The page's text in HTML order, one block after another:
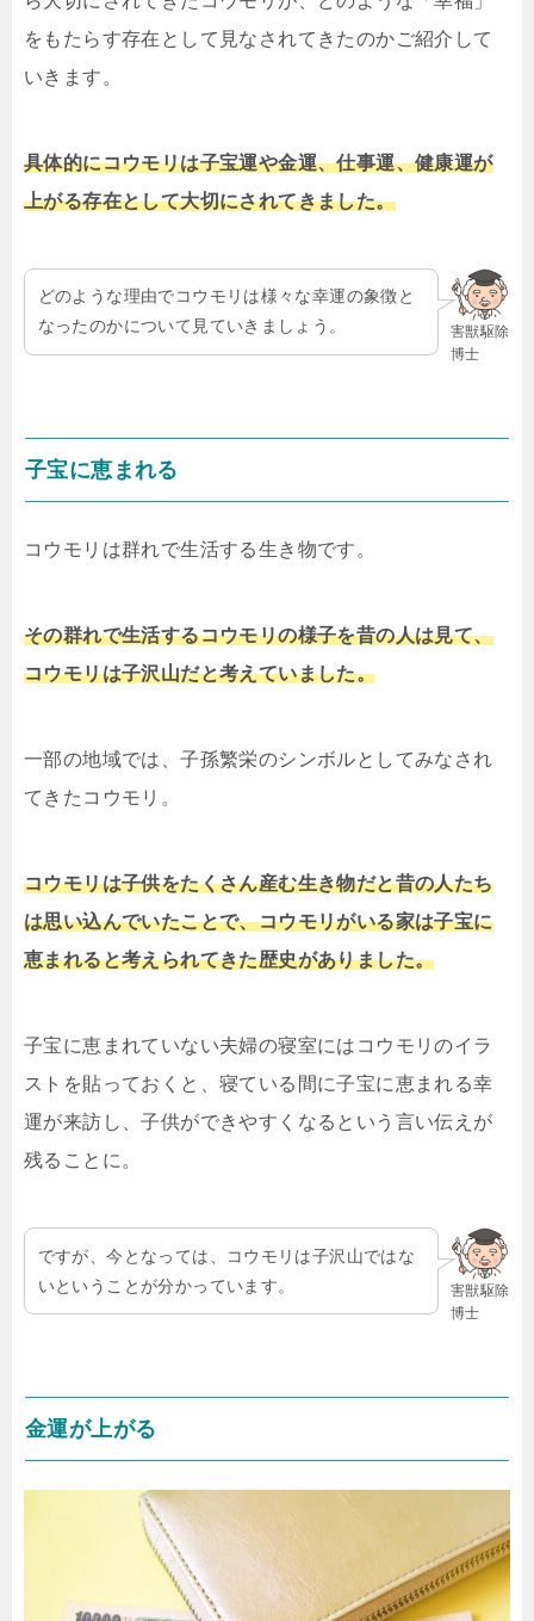
をもたらす存在として見なされてきたのかご紹介して
いきます。
具体的にコウモリは子宝運や金運、仕事運、健康運が
上がる存在として大切にされてきました。
害獣駆除
博士
どのような理由でコウモリは様々な幸運の象徴と
なったのかについて見ていきましょう。
子宝に恵まれる
コウモリは群れで生活する生き物です。
その群れで生活するコウモリの様子を昔の人は見て、
コウモリは子沢山だと考えていました。
一部の地域では、子孫繁栄のシンボルとしてみなされ
てきたコウモリ。
コウモリは子供をたくさん産む生き物だと昔の人たち
は思い込んでいたことで、コウモリがいる家は子宝に
恵まれると考えられてきた歴史がありました。
子宝に恵まれていない夫婦の寝室にはコウモリのイラ
ストを貼っておくと、寝ている間に子宝に恵まれる幸
運が来訪し、子供ができやすくなるという言い伝えが
残ることに。
害獣駆除
博士
ですが、今となっては、コウモリは子沢山ではな
いということが分かっています。
金運が上がる